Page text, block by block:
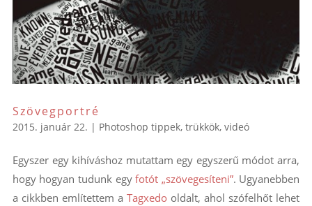
Szövegportré
2015. január 22. | Photoshop tippek, trükkök, videó
Egyszer egy kihíváshoz mutattam egy egyszerű módot arra,
hogy hogyan tudunk egyfotót „szövegesíteni”. Ugyanebben
a cikkben említettem a Tagxedo oldalt, ahol szófelhőt lehet